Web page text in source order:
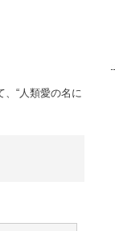
“人類愛の名に